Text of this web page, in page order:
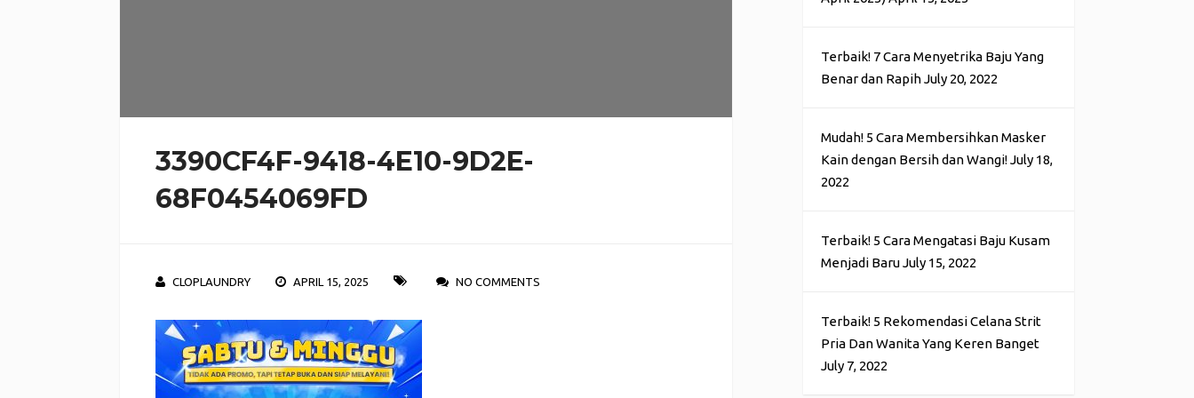
3390CF4F-9418-4E10-9D2E-
68F0454069FD
CLOPLAUNDRY APRIL 15, 2025 NO COMMENTS
Terbaik! 7 Cara Menyetrika Baju Yang
Benar dan RapihJuly 20, 2022
Mudah! 5 Cara Membersihkan Masker
Kain dengan Bersih dan Wangi!July 18,
2022
Terbaik! 5 Cara Mengatasi Baju Kusam
Menjadi BaruJuly 15, 2022
Terbaik! 5 Rekomendasi Celana Strit
Pria Dan Wanita Yang Keren Banget
July 7, 2022